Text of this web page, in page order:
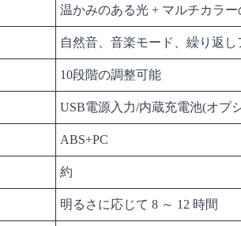
温かみのある光 + マルチカラー
自然音、音楽モード、繰り返し
10段階の調整可能
USB電源入力/内蔵充電池(オプ
ABS+PC
約
明るさに応じて 8 ～ 12 時間